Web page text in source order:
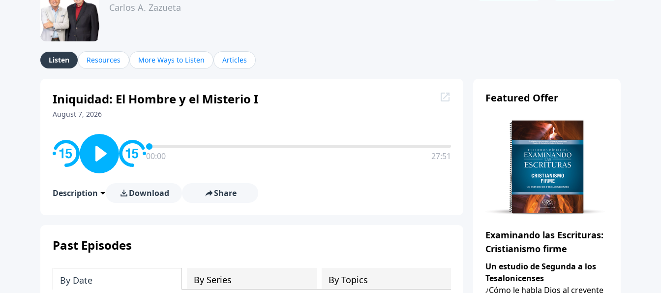
Carlos A. Zazueta
Listen Resources More Ways to Listen Articles
Iniquidad: El Hombre y el Misterio I
August 7, 2026
00:00 27:51
Description Download Share
Past Episodes
By Date By Series By Topics
Featured Offer
Examinando las Escrituras:
Cristianismo firme
Un estudio de Segunda a los
Tesalonicenses
¿Cómo le habla Dios al creyente